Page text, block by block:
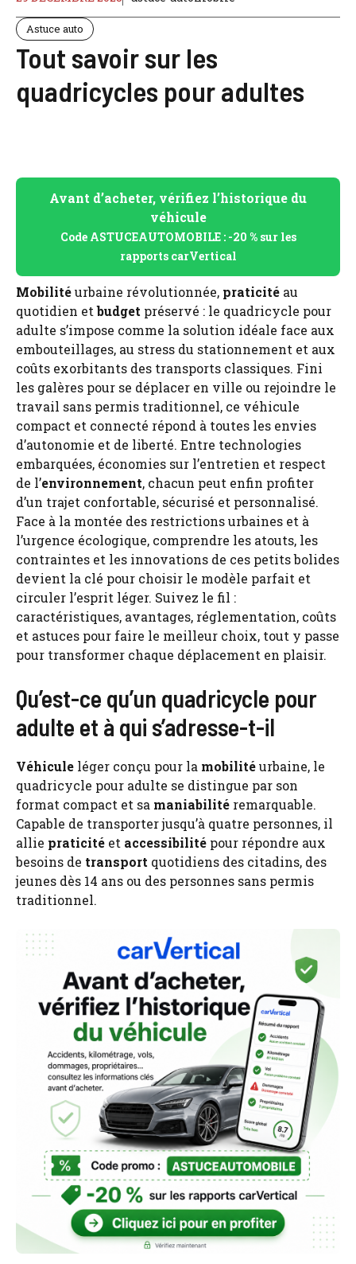
Astuce auto
Tout savoir sur les
quadricycles pour adultes
Avant d’acheter, vérifiez l’historique du
véhicule
Code ASTUCEAUTOMOBILE : -20 % sur les
rapports carVertical
Mobilitéurbaine révolutionnée, praticité au
quotidien etbudget préservé : le quadricycle pour
adulte s’impose comme la solution idéale face aux
embouteillages, au stress du stationnement et aux
coûts exorbitants des transports classiques. Fini
les galères pour se déplacer en ville ou rejoindre le
travail sans permis traditionnel, ce véhicule
compact et connecté répond à toutes les envies
d’autonomie et de liberté. Entre technologies
embarquées, économies sur l’entretien et respect
de l’environnement, chacun peut enfin profiter
d’un trajet confortable, sécurisé et personnalisé.
Face à la montée des restrictions urbaines et à
l’urgence écologique, comprendre les atouts, les
contraintes et les innovations de ces petits bolides
devient la clé pour choisir le modèle parfait et
circuler l’esprit léger. Suivez le fil :
caractéristiques, avantages, réglementation, coûts
et astuces pour faire le meilleur choix, tout y passe
pour transformer chaque déplacement en plaisir.
Qu’est-ce qu’un quadricycle pour
adulte et à qui s’adresse-t-il
Véhicule léger conçu pour la mobilitéurbaine, le
quadricycle pour adulte se distingue par son
format compact et sa maniabilité remarquable.
Capable de transporter jusqu’à quatre personnes, il
allie praticité et accessibilité pour répondre aux
besoins de transport quotidiens des citadins, des
jeunes dès 14 ans ou des personnes sans permis
traditionnel.